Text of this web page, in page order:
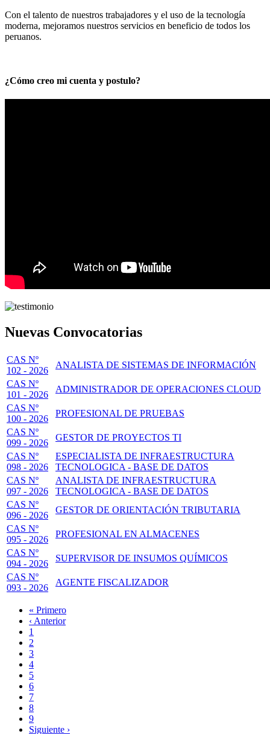
Con el talento de nuestros trabajadores y el uso de la tecnología
moderna, mejoramos nuestros servicios en beneficio de todos los
peruanos.
¿Cómo creo mi cuenta y postulo?
Nuevas Convocatorias
CAS Nº
102 - 2026
ANALISTA DE SISTEMAS DE INFORMACIÓN
CAS Nº
101 - 2026
ADMINISTRADOR DE OPERACIONES CLOUD
CAS Nº
100 - 2026
PROFESIONAL DE PRUEBAS
CAS Nº
099 - 2026
GESTOR DE PROYECTOS TI
CAS Nº
098 - 2026
ESPECIALISTA DE INFRAESTRUCTURA
TECNOLOGICA - BASE DE DATOS
CAS Nº
097 - 2026
ANALISTA DE INFRAESTRUCTURA
TECNOLOGICA - BASE DE DATOS
CAS Nº
096 - 2026
GESTOR DE ORIENTACIÓN TRIBUTARIA
CAS Nº
095 - 2026
PROFESIONAL EN ALMACENES
CAS Nº
094 - 2026
SUPERVISOR DE INSUMOS QUÍMICOS
CAS Nº
093 - 2026
AGENTE FISCALIZADOR
Paginación
Primera
página
« Primero
Página
anterior
‹ Anterior
Page
1
Página
actual
2
Page
3
Page
4
Page
5
Page
6
Page
7
Page
8
Page
9
Siguiente
Siguiente ›